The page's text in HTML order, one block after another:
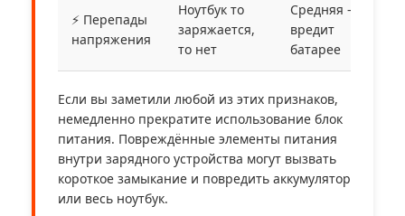
⚡ Перепады
напряжения
Ноутбук то
заряжается,
то нет
Средняя —
вредит
батарее
Если вы заметили любой из этих признаков,
немедленно прекратите использование блок
питания. Повреждённые элементы питания
внутри зарядного устройства могут вызвать
короткое замыкание и повредить аккумулятор
или весь ноутбук.